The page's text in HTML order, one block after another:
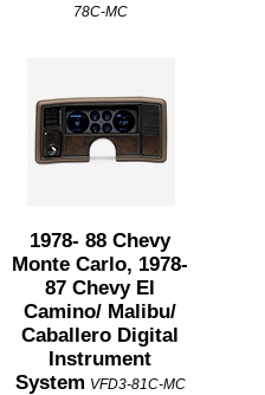
78C-MC
1978- 88 Chevy
Monte Carlo, 1978-
87 Chevy El
Camino/ Malibu/
Caballero Digital
Instrument
System VFD3-81C-MC